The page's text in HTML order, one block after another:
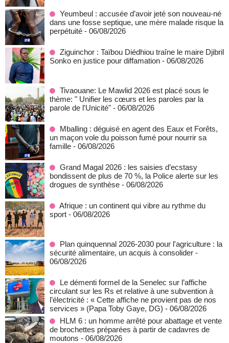
Yeumbeul : accusée d’avoir jeté son nouveau-né
dans une fosse septique, une mère malade risque la
perpétuité - 06/08/2026
Ziguinchor : Taïbou Diédhiou traîne le maire Djibril
Sonko en justice pour diffamation - 06/08/2026
Tivaouane: Le Mawlid 2026 est placé sous le
thème: " Unifier les cœurs et les paroles par la
parole de l'Unicité" - 06/08/2026
Mballing : déguisé en agent des Eaux et Forêts,
un maçon vole du poisson fumé pour nourrir sa
famille - 06/08/2026
Grand Magal 2026 : les saisies d’ecstasy
bondissent de plus de 70 %, la Police alerte sur les
drogues de synthèse - 06/08/2026
Afrique : un continent qui vibre au rythme du
sport - 06/08/2026
Plan quinquennal 2026-2030 pour l'agriculture : la
sécurité alimentaire, un acquis à consolider -
06/08/2026
Le démenti formel de la Senelec sur l’affiche
circulant sur les Rs et relative à une subvention à
l’électricité : « Cette affiche ne provient pas de nos
services » (Papa Toby Gaye, DG) - 06/08/2026
HLM 6 : un homme arrêté pour abattage et vente
de brochettes préparées à partir de cadavres de
moutons - 06/08/2026